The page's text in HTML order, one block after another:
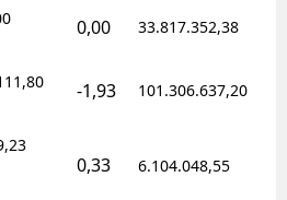
0,00 33.817.352,38
-1,93 101.306.637,20
0,33 6.104.048,55